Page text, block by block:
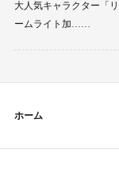
大人気キャラクター「
ームライト加……
ホーム